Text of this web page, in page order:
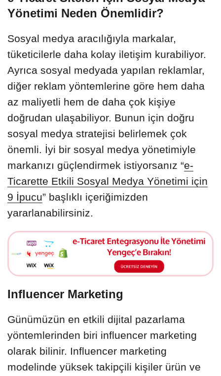
Yönetimi Neden Önemlidir?
Sosyal medya aracılığıyla markalar,
tüketicilerle daha kolay iletişim kurabiliyor.
Ayrıca sosyal medyada yapılan reklamlar,
diğer reklam yöntemlerine göre hem daha
az maliyetli hem de daha çok kişiye
doğrudan ulaşabiliyor. Bunun için doğru
sosyal medya stratejisi belirlemek çok
önemli. İyi bir sosyal medya yönetimiyle
markanızı güçlendirmek istiyorsanız “e-
Ticarette Etkili Sosyal Medya Yönetimi için
9 İpucu” başlıklı içeriğimizden
yararlanabilirsiniz.
Influencer Marketing
Günümüzün en etkili dijital pazarlama
yöntemlerinden biri influencer marketing
olarak bilinir. Influencer marketing
modelinde yüksek takipçili kişiler ürün ve